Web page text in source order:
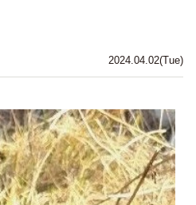
2024.04.02(Tue)